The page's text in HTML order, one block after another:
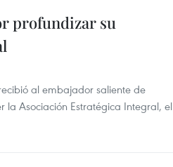
profundizar su
al embajador saliente de
la Asociación Estratégica Integral, el